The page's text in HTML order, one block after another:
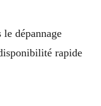
le dépannage
rapide